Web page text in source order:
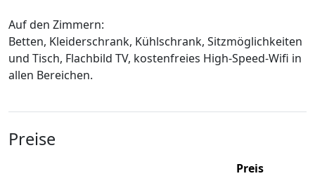
Auf den Zimmern:
Betten, Kleiderschrank, Kühlschrank, Sitzmöglichkeiten
und Tisch, Flachbild TV, kostenfreies High-Speed-Wifi in
allen Bereichen.
Preise
Preis